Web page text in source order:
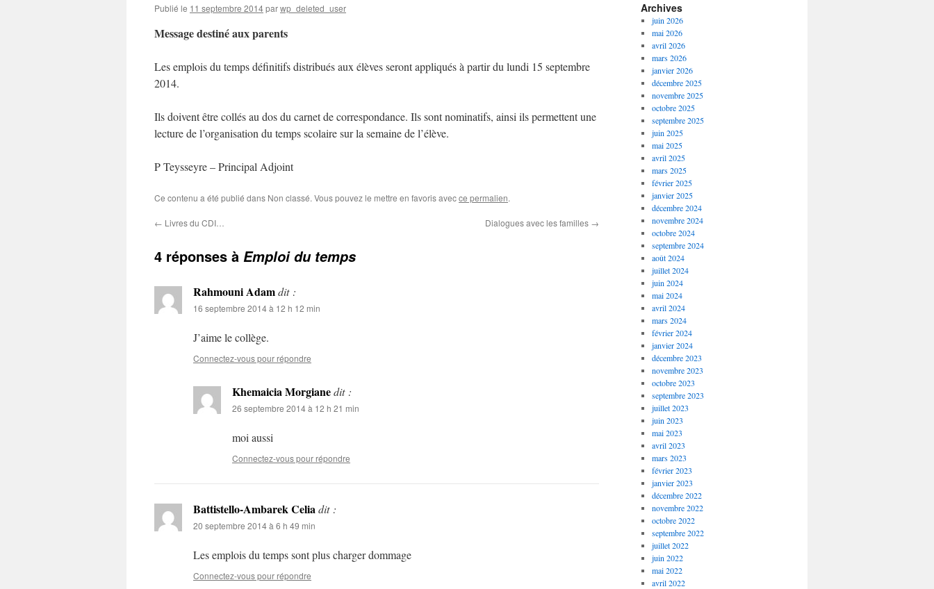
Publié le 11 septembre 2014parwp_deleted_user
Message destiné aux parents
Les emplois du temps définitifs distribués aux élèves seront appliqués à partir du lundi 15 septembre
2014.
Ils doivent être collés au dos du carnet de correspondance. Ils sont nominatifs, ainsi ils permettent une
lecture de l’organisation du temps scolaire sur la semaine de l’élève.
P Teysseyre – Principal Adjoint
Ce contenu a été publié dans Non classé. Vous pouvez le mettre en favoris avecce permalien.
← Livres du CDI… Dialogues avec les familles →
4 réponses à Emploi du temps
Rahmouni Adamdit :
16 septembre 2014 à 12 h 12 min
J’aime le collège.
Connectez-vous pour répondre
Khemaicia Morgianedit :
26 septembre 2014 à 12 h 21 min
moi aussi
Connectez-vous pour répondre
Battistello-Ambarek Celiadit :
20 septembre 2014 à 6 h 49 min
Les emplois du temps sont plus charger dommage
Connectez-vous pour répondre
Archives
juin 2026
mai 2026
avril 2026
mars 2026
janvier 2026
décembre 2025
novembre 2025
octobre 2025
septembre 2025
juin 2025
mai 2025
avril 2025
mars 2025
février 2025
janvier 2025
décembre 2024
novembre 2024
octobre 2024
septembre 2024
août 2024
juillet 2024
juin 2024
mai 2024
avril 2024
mars 2024
février 2024
janvier 2024
décembre 2023
novembre 2023
octobre 2023
septembre 2023
juillet 2023
juin 2023
mai 2023
avril 2023
mars 2023
février 2023
janvier 2023
décembre 2022
novembre 2022
octobre 2022
septembre 2022
juillet 2022
juin 2022
mai 2022
avril 2022